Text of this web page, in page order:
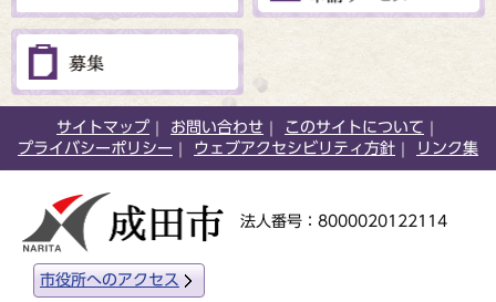
サイトマップ お問い合わせ
このサイトについて
プライバシーポリシー
ウェブアクセシビリティ方針 リンク集
法人番号：8000020122114
市役所へのアクセス